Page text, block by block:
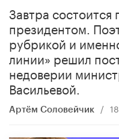
​Завтра состоится
президентом.
рубрикой и
линии» решил
недоверии
Васильевой. ​
Артём Соловейчик /